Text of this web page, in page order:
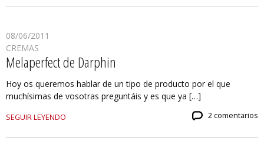
08/06/2011
CREMAS
Melaperfect de Darphin
Hoy os queremos hablar de un tipo de producto por el que
muchísimas de vosotras preguntáis y es que ya […]
SEGUIR LEYENDO 2 comentarios